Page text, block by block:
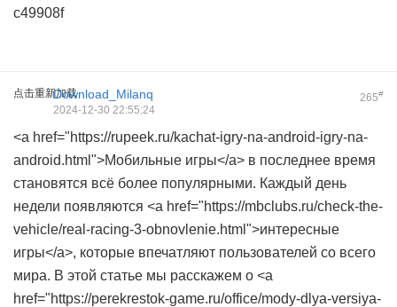
c49908f
点击重新加载 265#
Download_Milanq
2024-12-30 22:55:24
<a href="https://rupeek.ru/kachat-igry-na-android-igry-na-
android.html">Мобильные игры</a> в последнее время
становятся всё более популярными. Каждый день
недели появляются <a href="https://mbclubs.ru/check-the-
vehicle/real-racing-3-obnovlenie.html">интересные
игры</a>, которые впечатляют пользователей со всего
мира. В этой статье мы расскажем о <a
href="https://perekrestok-game.ru/office/mody-dlya-versiya-